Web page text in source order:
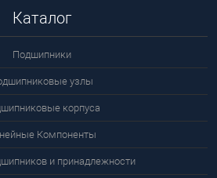
Каталог
Подшипники
узлы
корпуса
Компоненты
и принадлежности